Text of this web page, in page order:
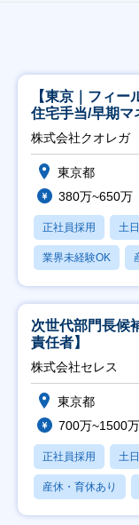
【東京｜フィ
住宅手当/早期マ
株式会社クオレガ
東京都
380万~650万
正社員採用 土
業界未経験OK
次世代部門長候
責任者】
株式会社セレス
東京都
700万~1500万
正社員採用 土
産休・育休あり